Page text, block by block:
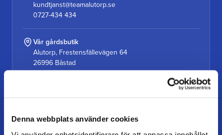
Denna webbplats använder cookies
kundtjanst@teamalutorp.se
0727-434 434
Vår gårdsbutik
Alutorp, Frestensfällevägen 64
26996 Båstad